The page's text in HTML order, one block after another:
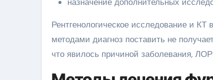
Рентгенологическое исследование и КТ
методами диагноз поставить не
что явилось причиной заболевания,